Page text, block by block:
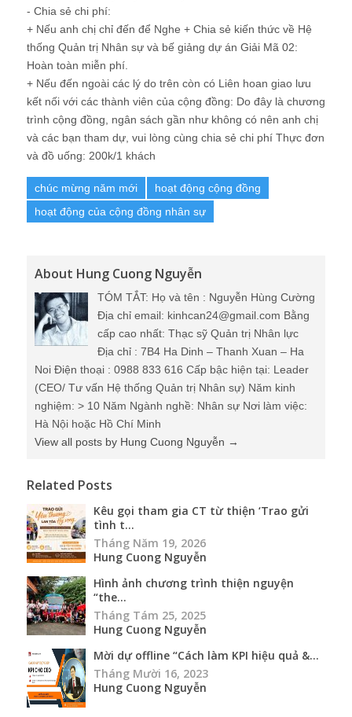
- Chia sẻ chi phí:
+ Nếu anh chị chỉ đến để Nghe + Chia sẻ kiến thức về Hệ
thống Quản trị Nhân sự và bế giảng dự án Giải Mã 02:
Hoàn toàn miễn phí.
+ Nếu đến ngoài các lý do trên còn có Liên hoan giao lưu
kết nối với các thành viên của cộng đồng: Do đây là chương
trình cộng đồng, ngân sách gần như không có nên anh chị
và các bạn tham dự, vui lòng cùng chia sẻ chi phí Thực đơn
và đồ uống: 200k/1 khách
chúc mừng năm mới
hoạt động cộng đồng
hoạt động của cộng đồng nhân sự
About Hung Cuong Nguyễn
TÓM TẮT: Họ và tên : Nguyễn Hùng Cường
Địa chỉ email: kinhcan24@gmail.com Bằng
cấp cao nhất: Thạc sỹ Quản trị Nhân lực
Địa chỉ : 7B4 Ha Dinh – Thanh Xuan – Ha
Noi Điện thoại : 0988 833 616 Cấp bậc hiện tại: Leader
(CEO/ Tư vấn Hệ thống Quản trị Nhân sự) Năm kinh
nghiệm: > 10 Năm Ngành nghề: Nhân sự Nơi làm việc:
Hà Nội hoặc Hồ Chí Minh
View all posts by Hung Cuong Nguyễn →
Related Posts
Kêu gọi tham gia CT từ thiện ‘Trao gửi
tình t...
Tháng Năm 19, 2026
Hung Cuong Nguyễn
Hình ảnh chương trình thiện nguyện
“the...
Tháng Tám 25, 2025
Hung Cuong Nguyễn
Mời dự offline “Cách làm KPI hiệu quả &...
Tháng Mười 16, 2023
Hung Cuong Nguyễn